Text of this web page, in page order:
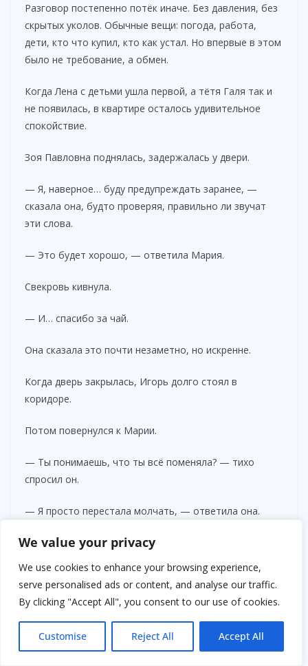
We value your privacy
We use cookies to enhance your browsing experience,
serve personalised ads or content, and analyse our traffic.
By clicking "Accept All", you consent to our use of cookies.
Customise Reject All Accept All
Разговор постепенно потёк иначе. Без давления, без
скрытых уколов. Обычные вещи: погода, работа,
дети, кто что купил, кто как устал. Но впервые в этом
было не требование, а обмен.
Когда Лена с детьми ушла первой, а тётя Галя так и
не появилась, в квартире осталось удивительное
спокойствие.
Зоя Павловна поднялась, задержалась у двери.
— Я, наверное… буду предупреждать заранее, —
сказала она, будто проверяя, правильно ли звучат
эти слова.
— Это будет хорошо, — ответила Мария.
Свекровь кивнула.
— И… спасибо за чай.
Она сказала это почти незаметно, но искренне.
Когда дверь закрылась, Игорь долго стоял в
коридоре.
Потом повернулся к Марии.
— Ты понимаешь, что ты всё поменяла? — тихо
спросил он.
— Я просто перестала молчать, — ответила она.
Он подошёл ближе.
— Мне страшно было, что мы потеряем семью.
Мария посмотрела на него спокойно.
— А мне было страшно, что я потеряю себя.